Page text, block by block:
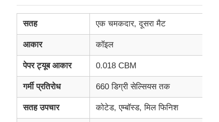
कारखाने का दौरा
गुणवत्ता नियंत्रण
हमसे संपर्क करें
सतह एक चमकदार, दूसरा मैट
आकार कॉइल
पेपर ट्यूब आकार 0.018 CBM
गर्मी प्रतिरोध 660 डिग्री सेल्सियस तक
सतह उपचार कोटेड, एम्बॉस्ड, मिल फिनिश